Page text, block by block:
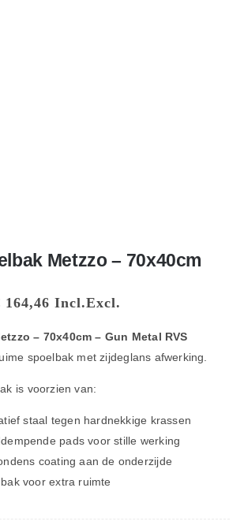
Metzzo – 70x40cm
164,46 Incl.Excl.
– 70x40cm – Gun Metal RVS
spoelbak met zijdeglans afwerking.
is voorzien van:
staal tegen hardnekkige krassen
pads voor stille werking
coating aan de onderzijde
voor extra ruimte